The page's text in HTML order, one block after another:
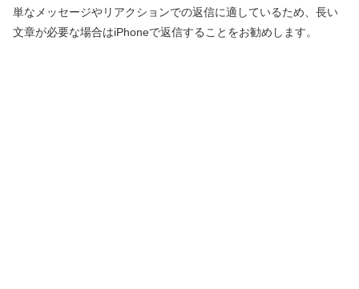
単なメッセージやリアクションでの返信に適しているため、長い
文章が必要な場合はiPhoneで返信することをお勧めします。